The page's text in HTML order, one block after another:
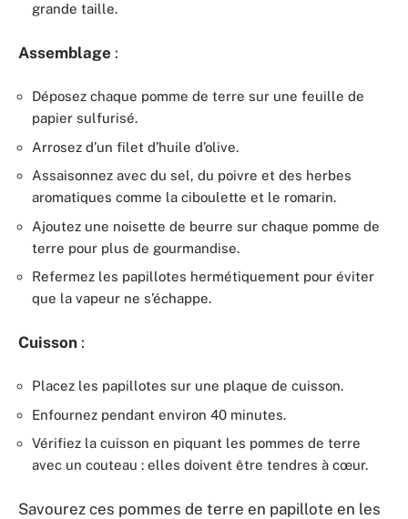
grande taille.
Assemblage :
Déposez chaque pomme de terre sur une feuille de
papier sulfurisé.
Arrosez d’un filet d’huile d’olive.
Assaisonnez avec du sel, du poivre et des herbes
aromatiques comme la ciboulette et le romarin.
Ajoutez une noisette de beurre sur chaque pomme de
terre pour plus de gourmandise.
Refermez les papillotes hermétiquement pour éviter
que la vapeur ne s’échappe.
Cuisson :
Placez les papillotes sur une plaque de cuisson.
Enfournez pendant environ 40 minutes.
Vérifiez la cuisson en piquant les pommes de terre
avec un couteau : elles doivent être tendres à cœur.
Savourez ces pommes de terre en papillote en les